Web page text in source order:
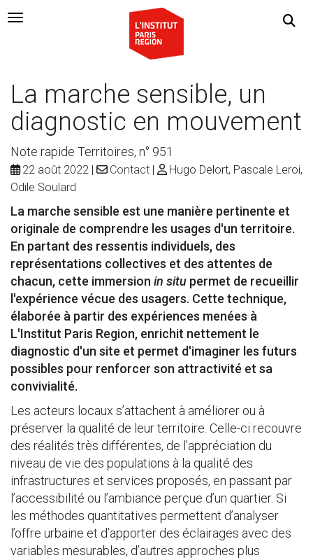
Navigation Toggle
La marche sensible, un
diagnostic en mouvement
Note rapide Territoires, n° 951
22 août 2022 Contact
Hugo Delort, Pascale Leroi,
Odile Soulard
La marche sensible est une manière pertinente et
originale de comprendre les usages d'un territoire.
En partant des ressentis individuels, des
représentations collectives et des attentes de
chacun, cette immersion in situ permet de recueillir
l'expérience vécue des usagers. Cette technique,
élaborée à partir des expériences menées à
L'Institut Paris Region, enrichit nettement le
diagnostic d'un site et permet d'imaginer les futurs
possibles pour renforcer son attractivité et sa
convivialité.
Les acteurs locaux s’attachent à améliorer ou à
préserver la qualité de leur territoire. Celle-ci recouvre
des réalités très différentes, de l’appréciation du
niveau de vie des populations à la qualité des
infrastructures et services proposés, en passant par
l’accessibilité ou l’ambiance perçue d’un quartier. Si
les méthodes quantitatives permettent d’analyser
l’offre urbaine et d’apporter des éclairages avec des
variables mesurables, d’autres approches plus